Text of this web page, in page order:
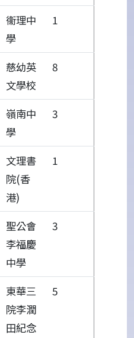
衞理中
學
1
慈幼英
文學校
8
嶺南中
學
3
文理書
院(香
港)
1
聖公會
李福慶
中學
3
東華三
院李潤
田紀念
5